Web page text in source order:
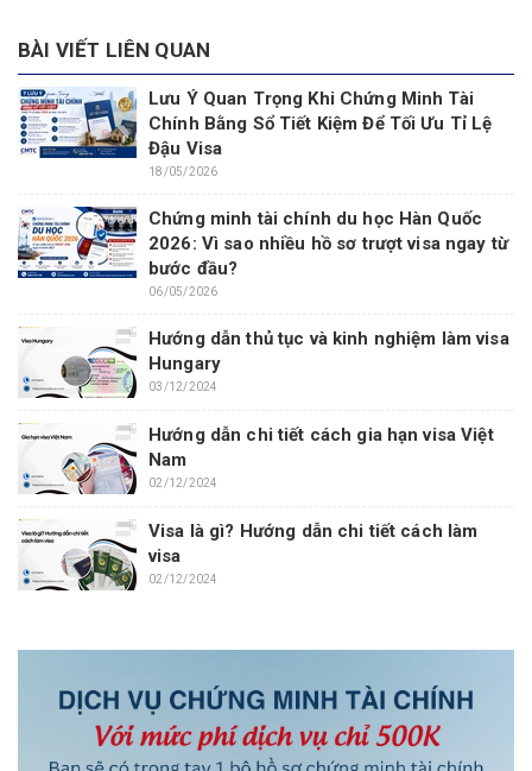
BÀI VIẾT LIÊN QUAN
Lưu Ý Quan Trọng Khi Chứng Minh Tài
Chính Bằng Sổ Tiết Kiệm Để Tối Ưu Tỉ Lệ
Đậu Visa
18/05/2026
Chứng minh tài chính du học Hàn Quốc
2026: Vì sao nhiều hồ sơ trượt visa ngay từ
bước đầu?
06/05/2026
Hướng dẫn thủ tục và kinh nghiệm làm visa
Hungary
03/12/2024
Hướng dẫn chi tiết cách gia hạn visa Việt
Nam
02/12/2024
Visa là gì? Hướng dẫn chi tiết cách làm
visa
02/12/2024